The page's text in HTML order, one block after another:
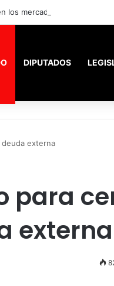
DIPUTADOS
deuda externa
para
externa